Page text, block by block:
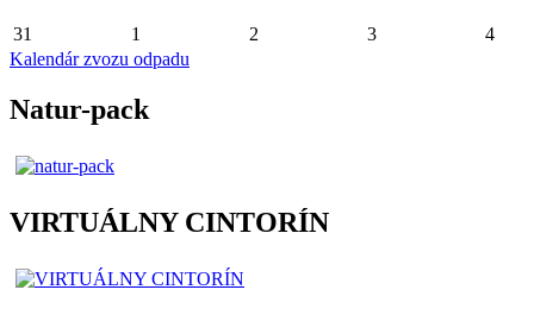
31 1 2 3
4
Kalendár zvozu odpadu
Natur-pack
VIRTUÁLNY CINTORÍN